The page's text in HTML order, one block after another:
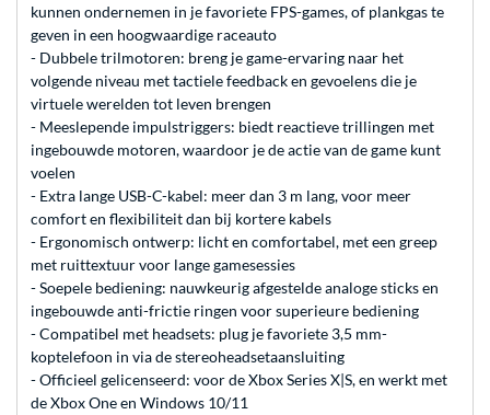
kunnen ondernemen in je favoriete FPS-games, of plankgas te
geven in een hoogwaardige raceauto
- Dubbele trilmotoren: breng je game-ervaring naar het
volgende niveau met tactiele feedback en gevoelens die je
virtuele werelden tot leven brengen
- Meeslepende impulstriggers: biedt reactieve trillingen met
ingebouwde motoren, waardoor je de actie van de game kunt
voelen
- Extra lange USB-C-kabel: meer dan 3 m lang, voor meer
comfort en flexibiliteit dan bij kortere kabels
- Ergonomisch ontwerp: licht en comfortabel, met een greep
met ruittextuur voor lange gamesessies
- Soepele bediening: nauwkeurig afgestelde analoge sticks en
ingebouwde anti-frictie ringen voor superieure bediening
- Compatibel met headsets: plug je favoriete 3,5 mm-
koptelefoon in via de stereoheadsetaansluiting
- Officieel gelicenseerd: voor de Xbox Series X|S, en werkt met
de Xbox One en Windows 10/11